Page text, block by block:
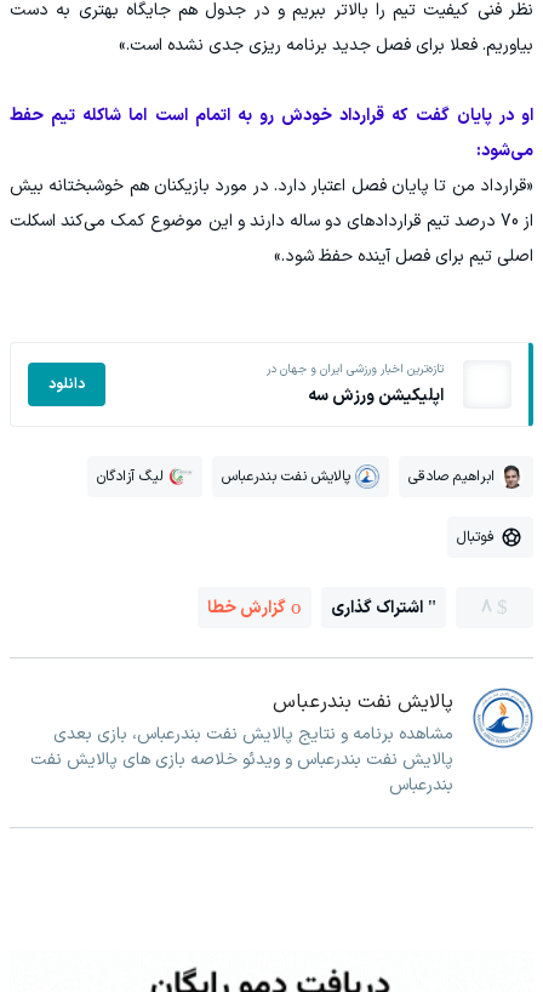
نظر فنی کیفیت تیم را بالاتر ببریم و در جدول هم جایگاه بهتری به دست
بیاوریم. فعلا برای فصل جدید برنامه ریزی جدی نشده است.»
او در پایان گفت که قرارداد خودش رو به اتمام است اما شاکله تیم حفط
می‌شود:
«قرارداد من تا پایان فصل اعتبار دارد. در مورد بازیکنان هم خوشبختانه بیش
از 70 درصد تیم قراردادهای دو ساله دارند و این موضوع کمک می‌کند اسکلت
اصلی تیم برای فصل آینده حفظ شود.»
تازه‌ترین اخبار ورزشی ایران و جهان در
اپلیکیشن ورزش سه دانلود
ابراهیم صادقی پالایش نفت بندرعباس لیگ آزادگان
فوتبال
8 اشتراک گذاری گزارش خطا
پالایش نفت بندرعباس
مشاهده برنامه و نتایج پالایش نفت بندرعباس، بازی بعدی
پالایش نفت بندرعباس و ویدئو خلاصه بازی های پالایش نفت
بندرعباس